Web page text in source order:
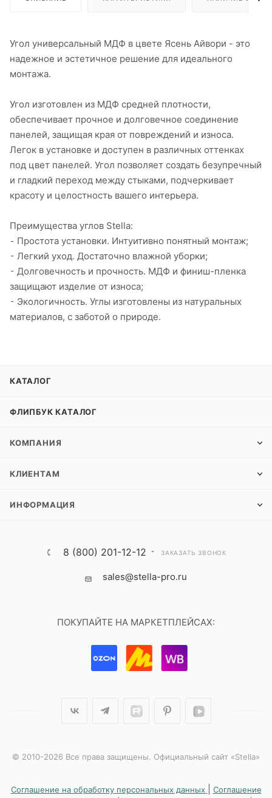
Угол универсальный МДФ в цвете Ясень Айвори - это
надежное и эстетичное решение для идеального
монтажа.
Угол изготовлен из МДФ средней плотности,
обеспечивает прочное и долговечное соединение
панелей, защищая края от повреждений и износа.
Легок в установке и доступен в различных оттенках
под цвет панелей. Угол позволяет создать безупречный
и гладкий переход между стыками, подчеркивает
красоту и целостность вашего интерьера.
Преимущества углов Stella:
⁃ Простота установки. Интуитивно понятный монтаж;
⁃ Легкий уход. Достаточно влажной уборки;
⁃ Долговечность и прочность. МДФ и финиш-пленка
защищают изделие от износа;
⁃ Экологичность. Углы изготовлены из натуральных
материалов, с заботой о природе.
КАТАЛОГ
ФЛИПБУК КАТАЛОГ
КОМПАНИЯ
КЛИЕНТАМ
ИНФОРМАЦИЯ
8 (800) 201-12-12 ЗАКАЗАТЬ ЗВОНОК
sales@stella-pro.ru
ПОКУПАЙТЕ НА МАРКЕТПЛЕЙСАХ:
© 2010-2026 Все права защищены. Официальный сайт «Stella»
Соглашение на обработку персональных данных Соглашение